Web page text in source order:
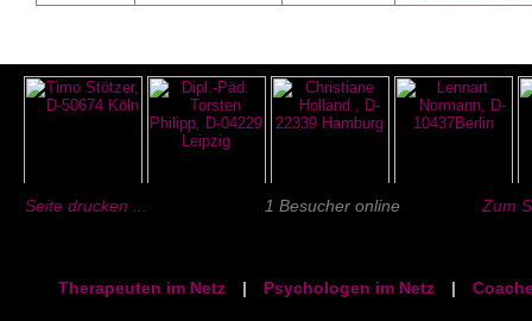
Seite drucken ... 1 Besucher online Zum
Therapeuten im Netz | Psychologen im Netz |